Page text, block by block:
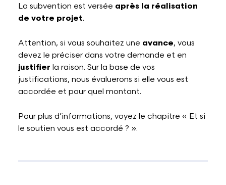
La subvention est versée après la réalisation
de votre projet.
Attention, si vous souhaitez une avance, vous
devez le préciser dans votre demande et en
justifier la raison. Sur la base de vos
justifications, nous évaluerons si elle vous est
accordée et pour quel montant.
Pour plus d’informations, voyez le chapitre « Et si
le soutien vous est accordé ? ».